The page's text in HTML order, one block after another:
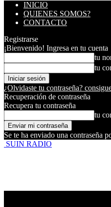
INICIO
QUIENES SOMOS?
CONTACTO
Registrarse
¡Bienvenido! Ingresa en tu cuenta
tu
tu
¿Olvidaste tu contraseña?
Recuperación de contraseña
Recupera tu contraseña
tu
Se te ha enviado una contraseña
SUIN RADIO